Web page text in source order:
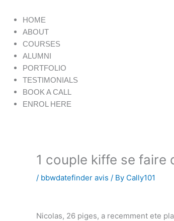
HOME
ABOUT
COURSES
ALUMNI
PORTFOLIO
TESTIMONIALS
BOOK A CALL
ENROL HERE
1 couple kiffe se faire
/ bbwdatefinder avis / By Cally101
Nicolas, 26 piges, a recemment ete